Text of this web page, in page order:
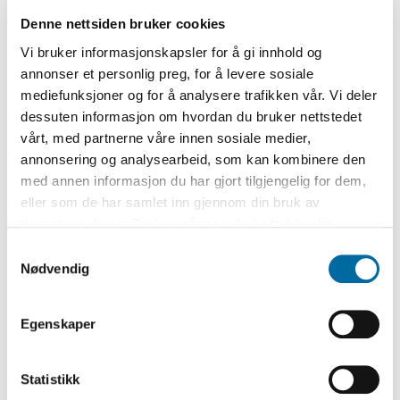
Denne nettsiden bruker cookies
Vi bruker informasjonskapsler for å gi innhold og
annonser et personlig preg, for å levere sosiale
mediefunksjoner og for å analysere trafikken vår. Vi deler
dessuten informasjon om hvordan du bruker nettstedet
vårt, med partnerne våre innen sosiale medier,
annonsering og analysearbeid, som kan kombinere den
med annen informasjon du har gjort tilgjengelig for dem,
eller som de har samlet inn gjennom din bruk av
så endre samtykke og så avvis.
Nødvendig
Egenskaper
Statistikk
«... For fullt hus og under stor og hjertelig
tilslutning avholdt Arendals
sangforening igår sin første konsert i sitt
eget nybygde hus. Efter hvad man kan
dømme fra en enkelt konsert, er de
akustiske forhold i lokalet rent ideelle.»
Så kan man lure på om man allerede da så
bygget i ti år. Meningen var at renter og
byggefondets midler skulle dekkes av